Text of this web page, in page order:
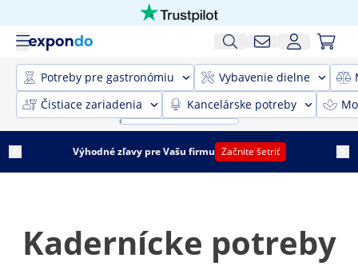
Potreby pre gastronómiu Vybavenie dielne
Čistiace zariadenia
Kancelárske potreby
Výhodné zľavy pre Vašu firmu Začnite šetriť
Kadernícke potreby